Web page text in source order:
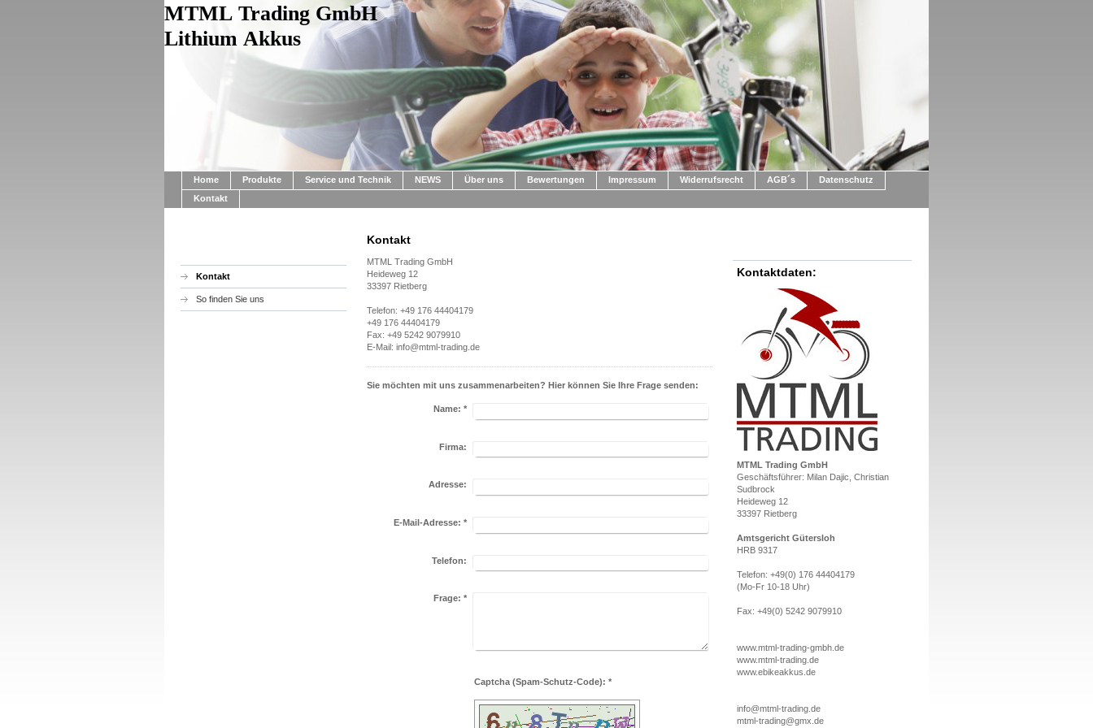
MTML Trading GmbH
Lithium Akkus
Home Produkte Service und Technik NEWS Über uns Bewertungen Impressum Widerrufsrecht AGB´s
Datenschutz
Kontakt
Kontakt
So finden Sie uns
Kontakt
MTML Trading GmbH
Heideweg 12
33397 Rietberg
Telefon: +49 176 44404179
+49 176 44404179
Fax: +49 5242 9079910
E-Mail: info@mtml-trading.de
Sie möchten mit uns zusammenarbeiten? Hier können Sie Ihre Frage senden:
Name: *
Firma:
Adresse:
E-Mail-Adresse: *
Telefon:
Frage: *
Captcha (Spam-Schutz-Code): *
Kontaktdaten:
MTML Trading GmbH
Geschäftsführer: Milan Dajic, Christian
Sudbrock
Heideweg 12
33397 Rietberg
Amtsgericht Gütersloh
HRB 9317
Telefon: +49(0) 176 44404179
(Mo-Fr 10-18 Uhr)
Fax: +49(0) 5242 9079910
www.mtml-trading-gmbh.de
www.mtml-trading.de
www.ebikeakkus.de
info@mtml-trading.de
mtml-trading@gmx.de